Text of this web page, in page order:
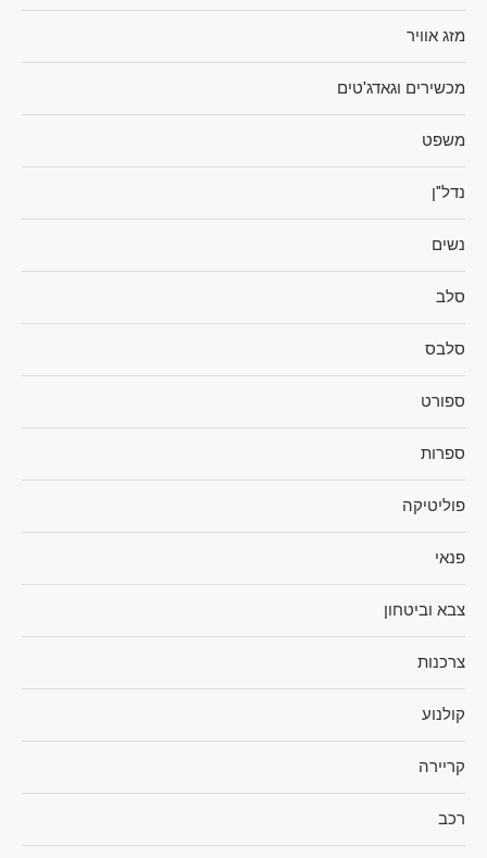
מזג אוויר
מכשירים וגאדג'טים
משפט
נדל"ן
נשים
סלב
סלבס
ספורט
ספרות
פוליטיקה
פנאי
צבא וביטחון
צרכנות
קולנוע
קריירה
רכב